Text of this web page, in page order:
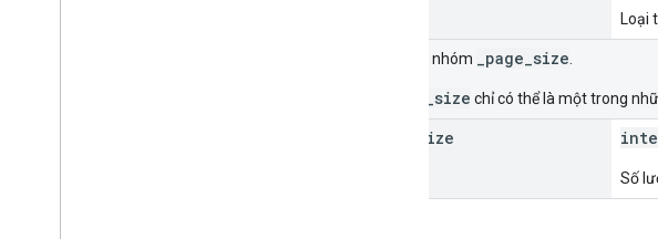
Loại
Trường nhóm _page_size
_page_size chỉ có thể là một trong
Size
Số